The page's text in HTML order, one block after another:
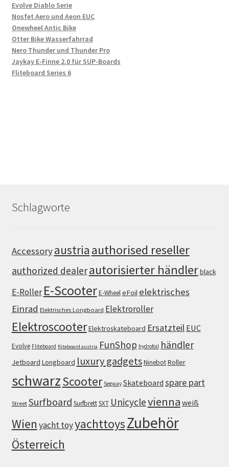
Evolve Diablo Serie
Nosfet Aero und Aeon EUC
Onewheel Antic Bike
Otter Bike Wasserfahrrad
Nero Thunder und Thunder Pro
Jaykay E-Finne 2.0 für SUP-Boards
Fliteboard Series 6
Schlagworte
Accessoryaustria authorised reseller
authorized dealerautorisierter händlerblack
E-Roller E-ScooterE-WheeleFoil elektrisches
Einrad Elektrisches Longboard Elektroroller
ElektroscooterElektroskateboard Ersatzteil EUC
Evolve Fliteboard fliteboard austria FunShop hydrofoil händler
Jetboard Longboard luxury gadgetsNinebotRoller
schwarzScooter Segway Skateboard spare part
Street Surfboard SurfbrettSXT Unicyclevienna weiß
Wien yacht toyyachttoysZubehör
Österreich